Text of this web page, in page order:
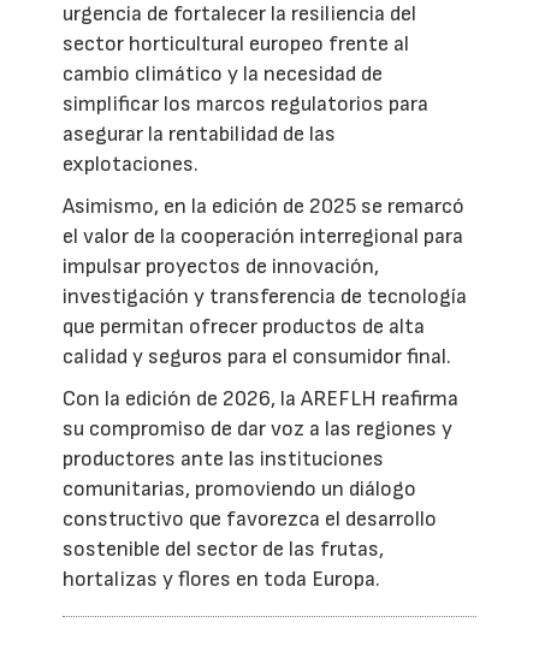
urgencia de fortalecer la resiliencia del
sector horticultural europeo frente al
cambio climático y la necesidad de
simplificar los marcos regulatorios para
asegurar la rentabilidad de las
explotaciones.
Asimismo, en la edición de 2025 se remarcó
el valor de la cooperación interregional para
impulsar proyectos de innovación,
investigación y transferencia de tecnología
que permitan ofrecer productos de alta
calidad y seguros para el consumidor final.
Con la edición de 2026, la AREFLH reafirma
su compromiso de dar voz a las regiones y
productores ante las instituciones
comunitarias, promoviendo un diálogo
constructivo que favorezca el desarrollo
sostenible del sector de las frutas,
hortalizas y flores en toda Europa.